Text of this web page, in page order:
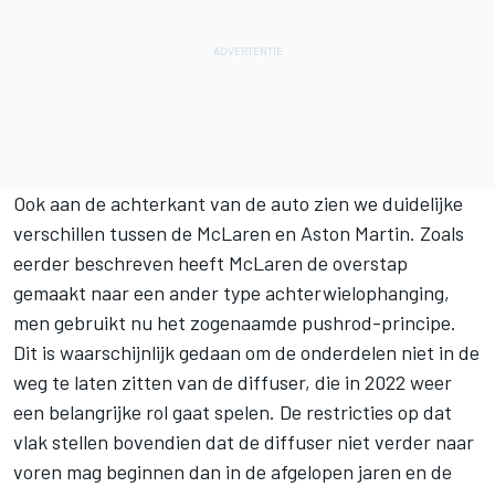
Ook aan de achterkant van de auto zien we duidelijke
verschillen tussen de McLaren en Aston Martin. Zoals
eerder beschreven heeft McLaren de overstap
gemaakt naar een ander type achterwielophanging,
men gebruikt nu het zogenaamde pushrod-principe.
Dit is waarschijnlijk gedaan om de onderdelen niet in de
weg te laten zitten van de diffuser, die in 2022 weer
een belangrijke rol gaat spelen. De restricties op dat
vlak stellen bovendien dat de diffuser niet verder naar
voren mag beginnen dan in de afgelopen jaren en de